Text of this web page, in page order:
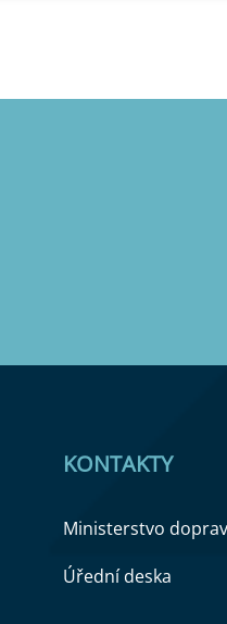
KONTAKTY
Ministerstvo
Úřední deska